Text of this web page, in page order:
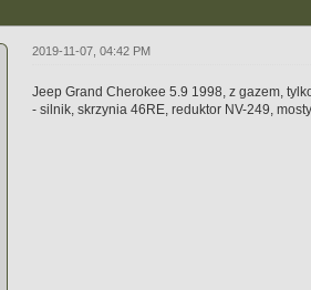
2019-11-07, 04:42 PM
Jeep Grand Cherokee 5.9 1998, z gazem,
- silnik, skrzynia 46RE, reduktor NV-249,